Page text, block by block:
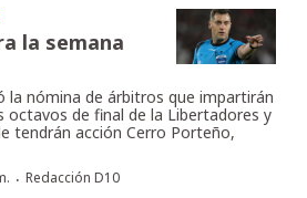
la semana
la nómina de árbitros que impartirán
octavos de final de la Libertadores y
tendrán acción Cerro Porteño,
· Redacción D10